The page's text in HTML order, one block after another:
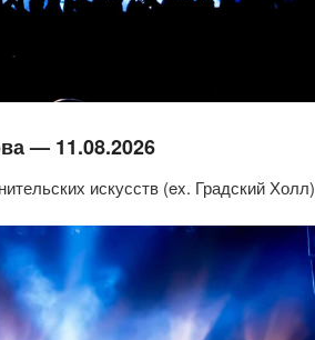
— 11.08.2026
искусств (ex. Градский Холл)